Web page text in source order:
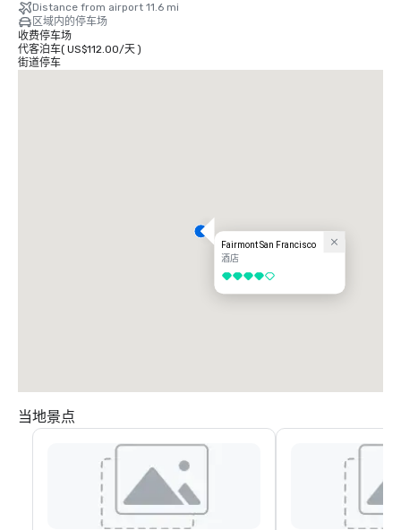
Distance from airport 11.6 mi
区域内的停车场
收费停车场
代客泊车( US$112.00/天)
街道停车
Fairmont San Francisco
酒店
4/5
当地景点